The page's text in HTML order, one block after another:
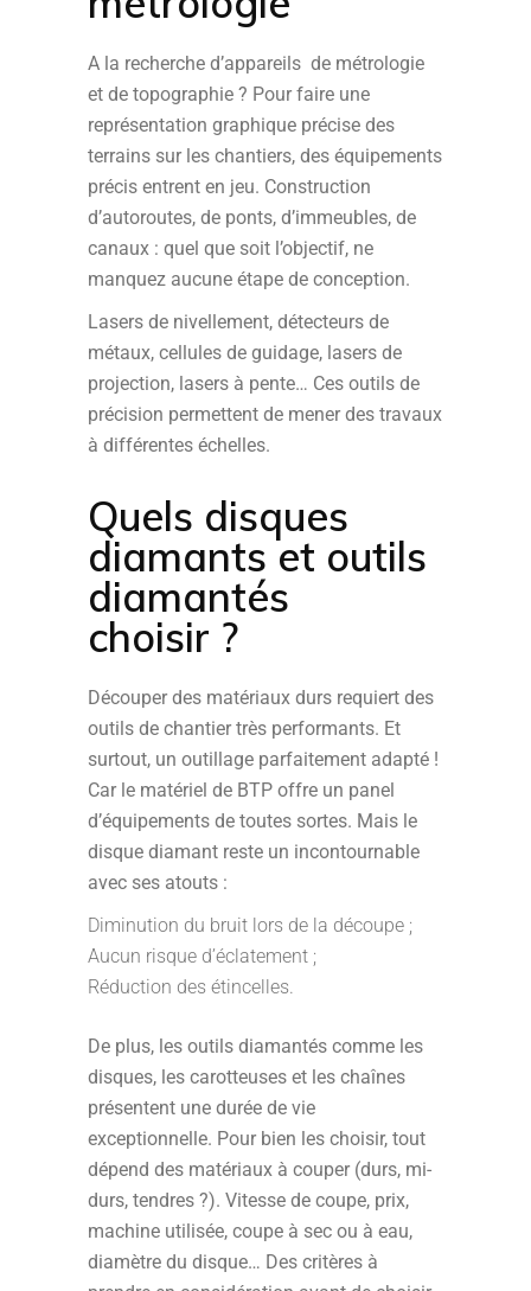
A la recherche d’appareils de métrologie
et de topographie ? Pour faire une
représentation graphique précise des
terrains sur les chantiers, des équipements
précis entrent en jeu. Construction
d’autoroutes, de ponts, d’immeubles, de
canaux : quel que soit l’objectif, ne
manquez aucune étape de conception.
Lasers de nivellement, détecteurs de
métaux, cellules de guidage, lasers de
projection, lasers à pente… Ces outils de
précision permettent de mener des travaux
à différentes échelles.
Quels disques
diamants et outils
diamantés
choisir ?
Découper des matériaux durs requiert des
outils de chantier très performants. Et
surtout, un outillage parfaitement adapté !
Car le matériel de BTP offre un panel
d’équipements de toutes sortes. Mais le
disque diamant reste un incontournable
avec ses atouts :
Diminution du bruit lors de la découpe ;
Aucun risque d’éclatement ;
Réduction des étincelles.
De plus, les outils diamantés comme les
disques, les carotteuses et les chaînes
présentent une durée de vie
exceptionnelle. Pour bien les choisir, tout
dépend des matériaux à couper (durs, mi-
durs, tendres ?). Vitesse de coupe, prix,
machine utilisée, coupe à sec ou à eau,
diamètre du disque… Des critères à